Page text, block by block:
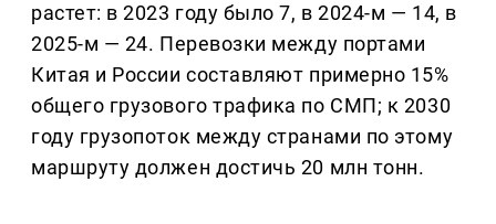
растет: в 2023 году было 7, в 2024-м — 14, в
2025-м — 24. Перевозки между портами
Китая и России составляют примерно 15%
общего грузового трафика по СМП; к 2030
году грузопоток между странами по этому
маршруту должен достичь 20 млн тонн.